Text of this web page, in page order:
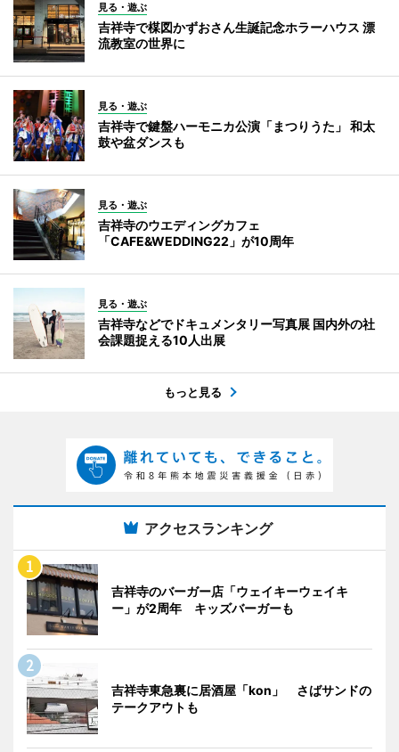
見る・遊ぶ
吉祥寺で楳図かずおさん生誕記念ホラーハウス 漂
流教室の世界に
見る・遊ぶ
吉祥寺で鍵盤ハーモニカ公演「まつりうた」 和太
鼓や盆ダンスも
見る・遊ぶ
吉祥寺のウエディングカフェ
「CAFE&WEDDING22」が10周年
見る・遊ぶ
吉祥寺などでドキュメンタリー写真展 国内外の社
会課題捉える10人出展
もっと見る
アクセスランキング
吉祥寺のバーガー店「ウェイキーウェイキ
ー」が2周年 キッズバーガーも
吉祥寺東急裏に居酒屋「kon」 さばサンドの
テークアウトも